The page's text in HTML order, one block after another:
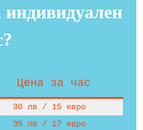
Цена за час
30 лв / 15 евро
35 лв / 17 евро